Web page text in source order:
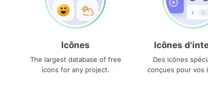
Icônes
The largest database of free
icons for any project.
Icônes
Des icônes
conçues pour vos